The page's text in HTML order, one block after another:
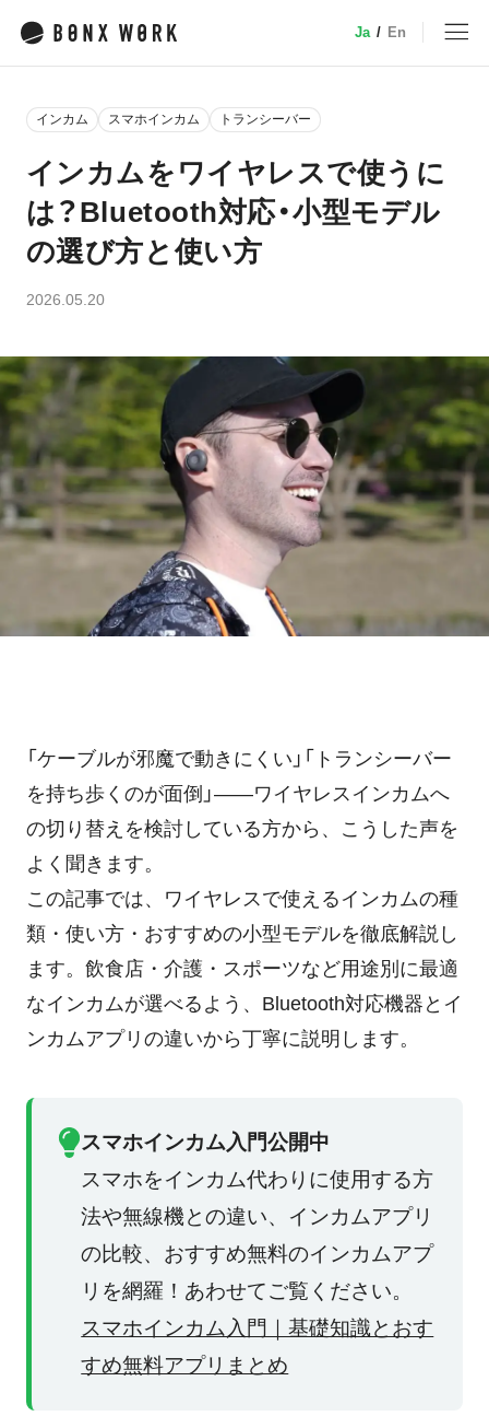
サービス
業種別ソリューション
小売
介護
建設・土木
ホテル・旅館
事例
料金
料金プラン
アプリ料金
デバイス料金
TIPS
よくある質問
ニュースリリース
資料ダウンロード
ご利用お申し込み
ログイン
Ja / En
インカム スマホインカム トランシーバー
インカムをワイヤレスで使うに
は？Bluetooth対応・小型モデル
の選び方と使い方
2026.05.20
「ケーブルが邪魔で動きにくい」「トランシーバー
を持ち歩くのが面倒」——ワイヤレスインカムへ
の切り替えを検討している方から、こうした声を
よく聞きます。
この記事では、ワイヤレスで使えるインカムの種
類・使い方・おすすめの小型モデルを徹底解説し
ます。飲食店・介護・スポーツなど用途別に最適
なインカムが選べるよう、Bluetooth対応機器とイ
ンカムアプリの違いから丁寧に説明します。
スマホインカム入門公開中
スマホをインカム代わりに使用する方
法や無線機との違い、インカムアプリ
の比較、おすすめ無料のインカムアプ
リを網羅！あわせてご覧ください。
スマホインカム入門｜基礎知識とおす
すめ無料アプリまとめ